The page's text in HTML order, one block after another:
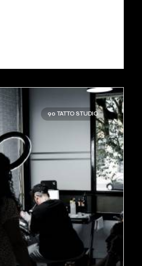
90 TATTO STUDIO